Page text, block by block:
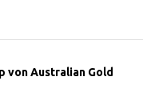
von Australian Gold